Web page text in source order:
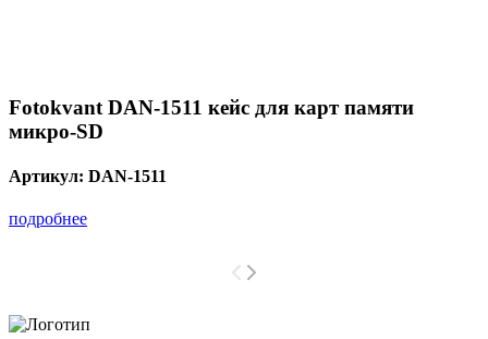
Fotokvant DAN-1511 кейс для карт памяти
микро-SD
Артикул: DAN-1511
подробнее